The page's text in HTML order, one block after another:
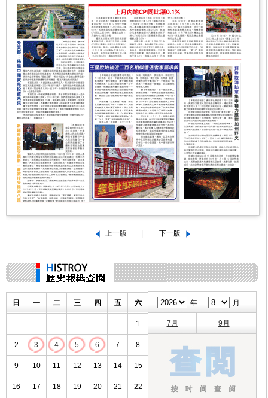
日 一 二 三 四 五 六
1
2 3 4 5 6 7 8
9 10 11 12 13 14 15
16 17 18 19 20 21 22
年 月
7月 9月